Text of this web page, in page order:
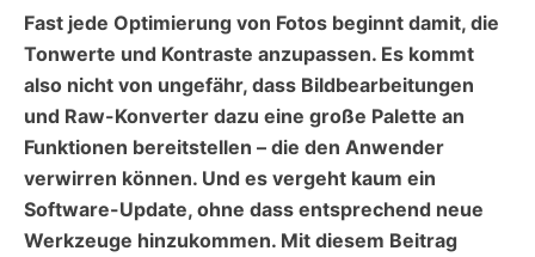
Fast jede Optimierung von Fotos beginnt damit, die
Tonwerte und Kontraste anzupassen. Es kommt
also nicht von ungefähr, dass Bildbearbeitungen
und Raw-Konverter dazu eine große Palette an
Funktionen bereitstellen – die den Anwender
verwirren können. Und es vergeht kaum ein
Software-Update, ohne dass entsprechend neue
Werkzeuge hinzukommen. Mit diesem Beitrag